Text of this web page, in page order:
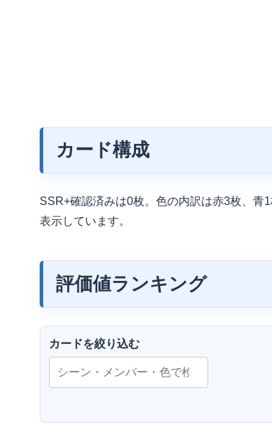
カード構成
SSR+確認済みは0枚。色の内訳は赤3枚、青
表示しています。
評価値ランキング
カードを絞り込む